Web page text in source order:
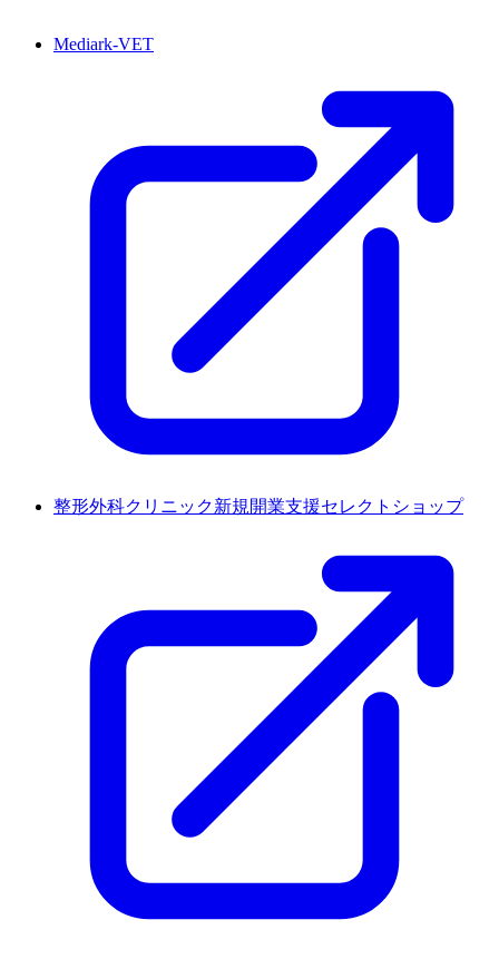
Mediark-VET
整形外科クリニック新規開業支援セレクトショップ